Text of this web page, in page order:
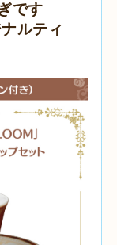
です
ルティ